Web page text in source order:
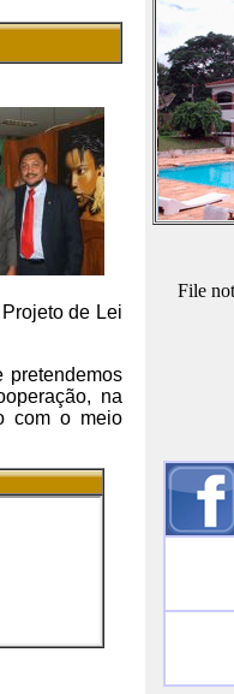
de Lei
pretendemos
na
com o meio